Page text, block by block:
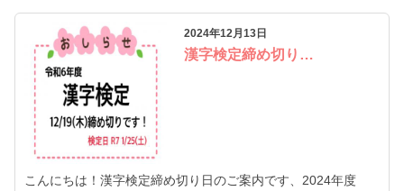
2024年12月13日
漢字検定締め切り…
こんにちは！漢字検定締め切り日のご案内です、2024年度